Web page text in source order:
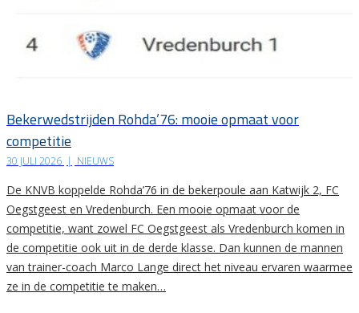
Bekerwedstrijden Rohda’76: mooie opmaat voor
competitie
30 JULI 2026 | NIEUWS
De KNVB koppelde Rohda’76 in de bekerpoule aan Katwijk 2, FC
Oegstgeest en Vredenburch. Een mooie opmaat voor de
competitie, want zowel FC Oegstgeest als Vredenburch komen in
de competitie ook uit in de derde klasse. Dan kunnen de mannen
van trainer-coach Marco Lange direct het niveau ervaren waarmee
ze in de competitie te maken…